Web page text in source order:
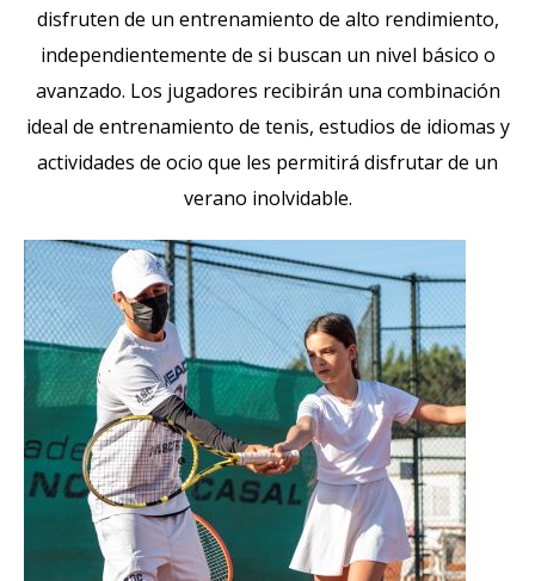
disfruten de un entrenamiento de alto rendimiento,
independientemente de si buscan un nivel básico o
avanzado. Los jugadores recibirán una combinación
ideal de entrenamiento de tenis, estudios de idiomas y
actividades de ocio que les permitirá disfrutar de un
verano inolvidable.